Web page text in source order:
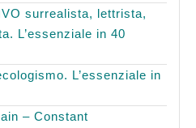
surrealista, lettrista,
L’essenziale in 40
L’essenziale in
– Constant